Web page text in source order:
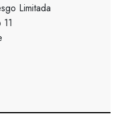
Limitada